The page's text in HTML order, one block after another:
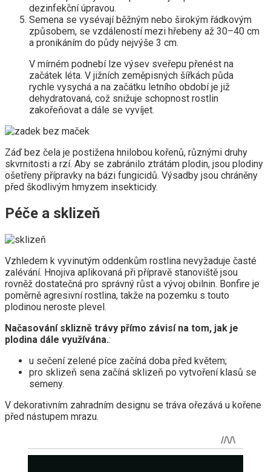
dezinfekční úpravou.
Semena se vysévají běžným nebo širokým řádkovým
způsobem, se vzdáleností mezi hřebeny až 30–40 cm
a pronikáním do půdy nejvýše 3 cm.
V mírném podnebí lze výsev sveřepu přenést na
začátek léta. V jižních zeměpisných šířkách půda
rychle vysychá a na začátku letního období je již
dehydratovaná, což snižuje schopnost rostlin
zakořeňovat a dále se vyvíjet.
Záď bez čela je postižena hnilobou kořenů, různými druhy
skvrnitosti a rzí. Aby se zabránilo ztrátám plodin, jsou plodiny
ošetřeny přípravky na bázi fungicidů. Výsadby jsou chráněny
před škodlivým hmyzem insekticidy.
Péče a sklizeň
Vzhledem k vyvinutým oddenkům rostlina nevyžaduje časté
zalévání. Hnojiva aplikovaná při přípravě stanoviště jsou
rovněž dostatečná pro správný růst a vývoj obilnin. Bonfire je
poměrně agresivní rostlina, takže na pozemku s touto
plodinou neroste plevel.
Načasování sklizně trávy přímo závisí na tom, jak je
plodina dále využívána.:
u sečení zelené píce začíná doba před květem;
pro sklizeň sena začíná sklizeň po vytvoření klasů se
semeny.
V dekorativním zahradním designu se tráva ořezává u kořene
před nástupem mrazu.